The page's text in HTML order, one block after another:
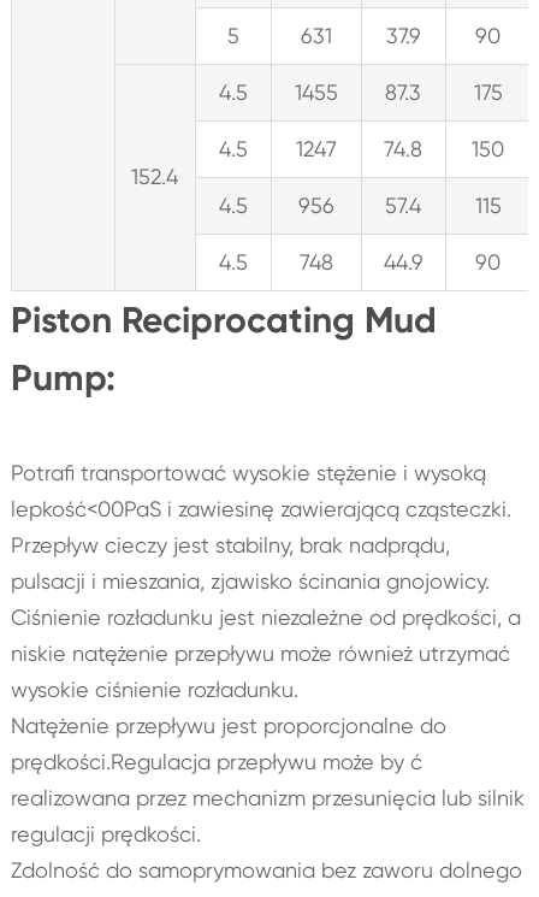
5 631 37.9 90
152.4
4.5 1455 87.3 175
4.5 1247 74.8 150
4.5 956 57.4 115
4.5 748 44.9 90
Piston Reciprocating Mud
Pump:
Potrafi transportować wysokie stężenie i wysoką
lepkość<00PaS i zawiesinę zawierającą cząsteczki.
Przepływ cieczy jest stabilny, brak nadprądu,
pulsacji i mieszania, zjawisko ścinania gnojowicy.
Ciśnienie rozładunku jest niezależne od prędkości, a
niskie natężenie przepływu może również utrzymać
wysokie ciśnienie rozładunku.
Natężenie przepływu jest proporcjonalne do
prędkości.Regulacja przepływu może by ć
realizowana przez mechanizm przesunięcia lub silnik
regulacji prędkości.
Zdolność do samoprymowania bez zaworu dolnego